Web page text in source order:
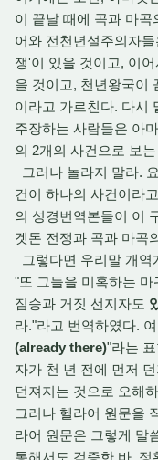
이 끝날 때에 곡과 마
어와 전천년설주의자
쟁'이 있을 것이고, 이
을 것이고, 천년왕국이
이라고 가르친다. 다시
주장하는 사람들은 아
의 2개의 사건으로 보
그러나 놀라지 말라.
건이 하나의 사건이라
의 성경번역본들이 이
겟돈 전쟁과 곡과 마곡
그렇다면 우리말 개
"또 그들을 미혹하는
짐승과 거짓 선지자도
라."라고 번역하였다.
(already there)"라는
자가 천 년 전에 먼저
던져지는 것으로 오해
그러나 헬라어 원문을
라어 원문은 그렇게 말
통해서도 검증한 바,